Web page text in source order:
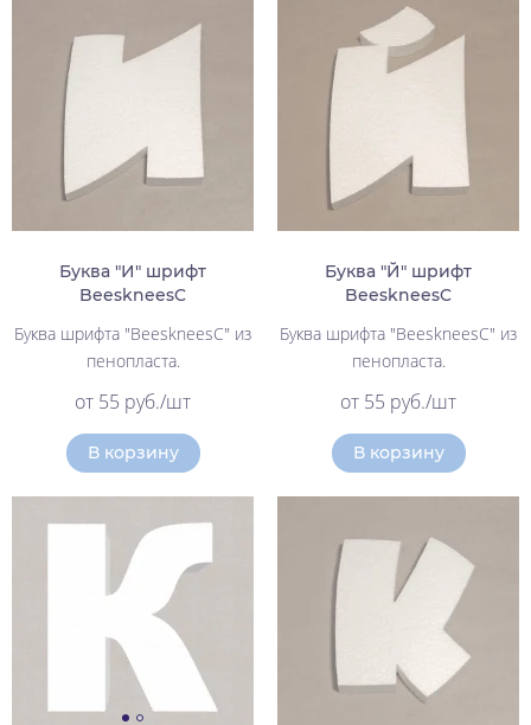
Буква "И" шрифт
BeeskneesC
Буква шрифта "BeeskneesC" из
пенопласта.
от 55 руб./шт
В корзину
Буква "Й" шрифт
BeeskneesC
Буква шрифта "BeeskneesC" из
пенопласта.
от 55 руб./шт
В корзину